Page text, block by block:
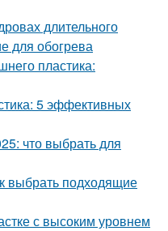
длительного
для обогрева
пластика:
5 эффективных
что выбрать для
выбрать подходящие
с высоким уровнем